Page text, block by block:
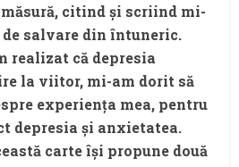
citind și scriind mi-
salvare din întuneric.
realizat că depresia
la viitor, mi-am dorit să
experiența mea, pentru
depresia și anxietatea.
carte își propune două